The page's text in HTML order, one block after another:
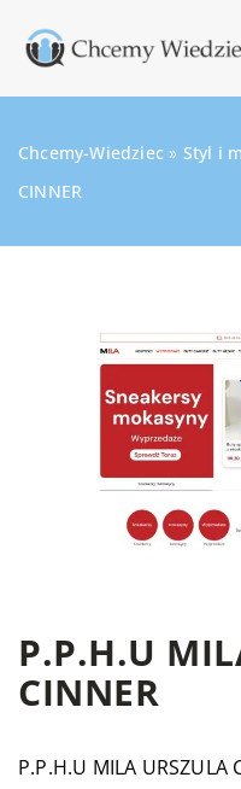
Chcemy-Wiedziec » Styl i
CINNER
P.P.H.U
CINNER
P.P.H.U MILA